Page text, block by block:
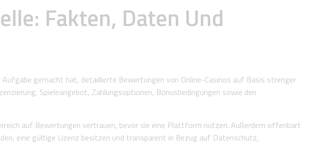
Fakten, Daten Und
gemacht hat, detaillierte Bewertungen von Online-Casinos auf Basis strenger
Spieleangebot, Zahlungsoptionen, Bonusbedingungen sowie den
auf Bewertungen vertrauen, bevor sie eine Plattform nutzen. Außerdem offenbart
eine gültige Lizenz besitzen und transparent in Bezug auf Datenschutz,